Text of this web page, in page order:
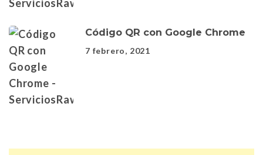
Código QR con Google Chrome
7 febrero, 2021